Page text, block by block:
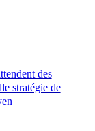
des
stratégie de